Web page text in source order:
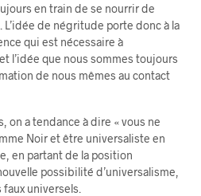
en train de se nourrir de
L’idée de négritude porte donc à la
qui est nécessaire à
l’idée que nous sommes toujours
de nous mêmes au contact
on a tendance à dire « vous ne
Noir et être universaliste en
en partant de la position
possibilité d’universalisme,
universels.